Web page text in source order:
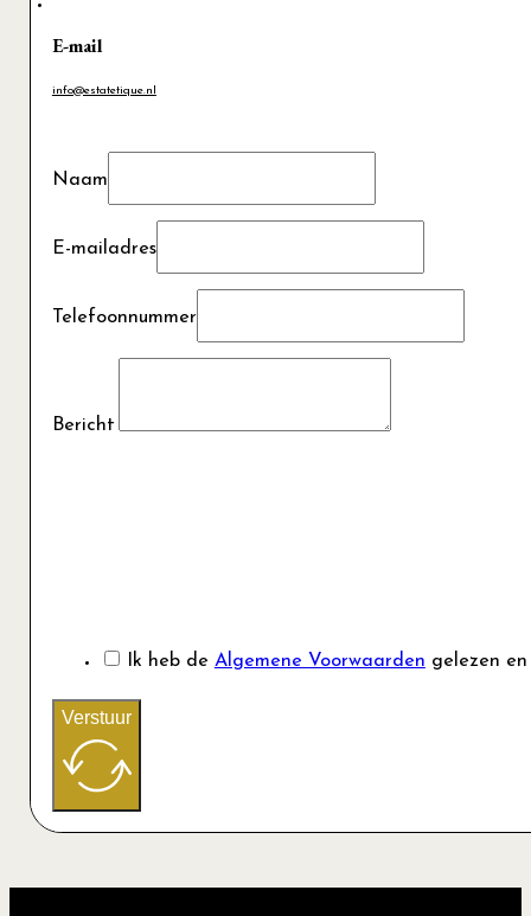
E-mail
info@estatetique.nl
Naam
E-mailadres
Telefoonnummer
Bericht
Ik heb de Algemene Voorwaarden gelezen
Verstuur